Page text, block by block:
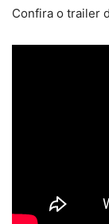
Confira o trailer